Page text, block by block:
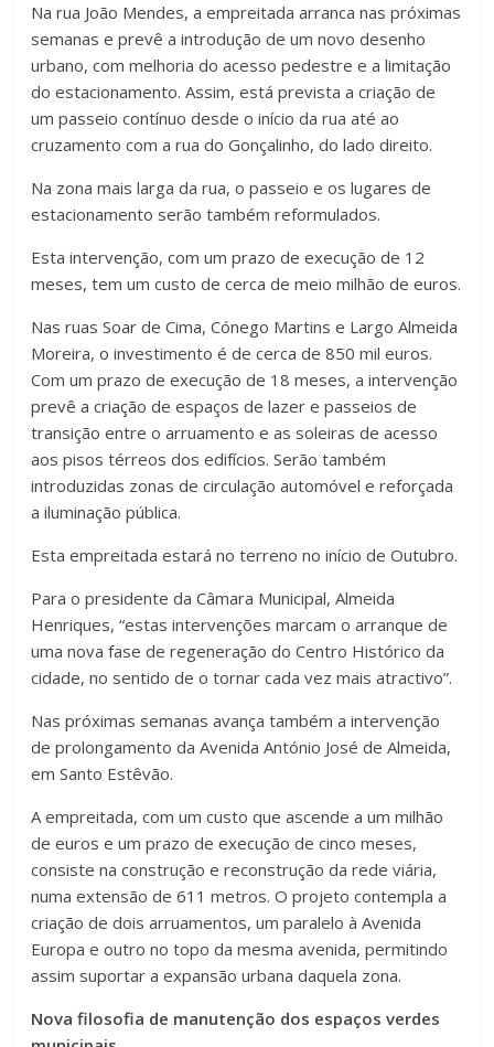
Na rua João Mendes, a empreitada arranca nas próximas
semanas e prevê a introdução de um novo desenho
urbano, com melhoria do acesso pedestre e a limitação
do estacionamento. Assim, está prevista a criação de
um passeio contínuo desde o início da rua até ao
cruzamento com a rua do Gonçalinho, do lado direito.
Na zona mais larga da rua, o passeio e os lugares de
estacionamento serão também reformulados.
Esta intervenção, com um prazo de execução de 12
meses, tem um custo de cerca de meio milhão de euros.
Nas ruas Soar de Cima, Cónego Martins e Largo Almeida
Moreira, o investimento é de cerca de 850 mil euros.
Com um prazo de execução de 18 meses, a intervenção
prevê a criação de espaços de lazer e passeios de
transição entre o arruamento e as soleiras de acesso
aos pisos térreos dos edifícios. Serão também
introduzidas zonas de circulação automóvel e reforçada
a iluminação pública.
Esta empreitada estará no terreno no início de Outubro.
Para o presidente da Câmara Municipal, Almeida
Henriques, “estas intervenções marcam o arranque de
uma nova fase de regeneração do Centro Histórico da
cidade, no sentido de o tornar cada vez mais atractivo”.
Nas próximas semanas avança também a intervenção
de prolongamento da Avenida António José de Almeida,
em Santo Estêvão.
A empreitada, com um custo que ascende a um milhão
de euros e um prazo de execução de cinco meses,
consiste na construção e reconstrução da rede viária,
numa extensão de 611 metros. O projeto contempla a
criação de dois arruamentos, um paralelo à Avenida
Europa e outro no topo da mesma avenida, permitindo
assim suportar a expansão urbana daquela zona.
Nova filosofia de manutenção dos espaços verdes